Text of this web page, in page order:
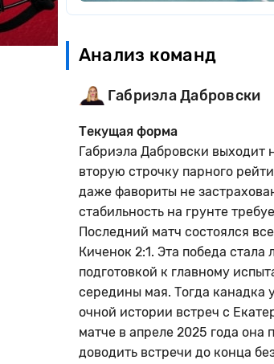
Анализ команд
Габриэла Дабровски
Текущая форма
Габриэла Дабровски выходит
вторую строчку парного
даже фавориты не
стабильность на грунте
Последний матч состоялся
Киченок 2:1. Эта победа
подготовкой к главному
середины мая. Тогда канадка
очной истории встреч с
матче в апреле 2025 года
доводить встречи до конца